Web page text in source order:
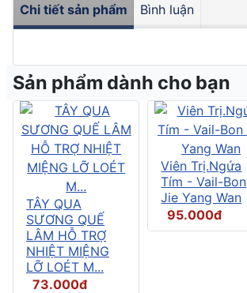
Chi tiết sản phẩm Bình luận
Sản phẩm dành cho bạn
TÂY QUA
SƯƠNG QUẾ
LÂM HỖ TRỢ
NHIỆT MIỆNG
LỠ LOÉT M...
73.000đ
Viên Trị.Ngứa
Tím - Vail-Bon
Jie Yang Wan
95.000đ